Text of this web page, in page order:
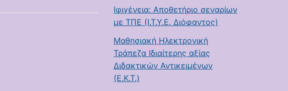
Ιφιγένεια: Αποθετήριο σεναρίων
με ΤΠΕ (Ι.Τ.Υ.Ε. Διόφαντος)
Μαθησιακή Ηλεκτρονική
Τράπεζα Ιδιαίτερης αξίας
Διδακτικών Αντικειμένων
(Ε.Κ.Τ.)